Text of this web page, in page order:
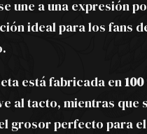
une a una expresión
ideal para los fans
está fabricada en
al tacto, mientras que
grosor perfecto para